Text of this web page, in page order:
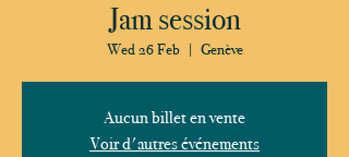
Jam session
Wed 26 Feb
  |
Genève
Aucun billet en vente
Voir d'autres événements